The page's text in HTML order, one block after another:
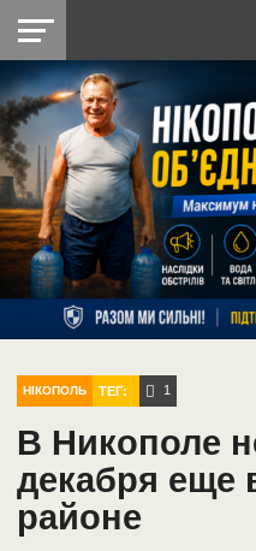
НІКОПОЛЬ
РАЙОН
СІЧЕСЛАВСЬКА
УКРАЇНА
РЕТРО
НІКОПОЛЬ
ЛАЙТ
УКРАЇНА
ДОПОМОГА
РАДІО
НІКОПОЛЬ ТЕГ: 1
В Никополе
декабря еще
районе